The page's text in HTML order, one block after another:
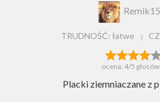
TRUDNOŚĆ: łatwe
ocena: 4/5 głosów:
Placki ziemniaczane z